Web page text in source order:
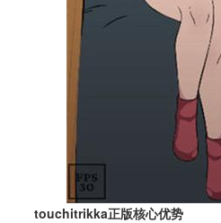
touchitrikka正版核心优势